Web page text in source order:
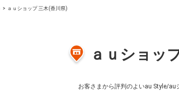
ａｕショップ 三木(香川県)
ａｕショッ
お客さまから評判のよいau Style/au